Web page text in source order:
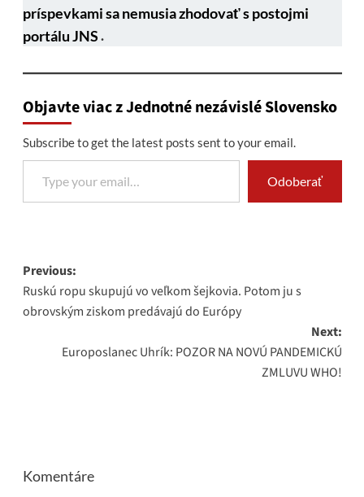
príspevkami sa nemusia zhodovať s postojmi
portálu JNS.
Objavte viac z Jednotné nezávislé Slovensko
Subscribe to get the latest posts sent to your email.
Type your email…
Odoberať
Post
navigation
Previous:
Ruskú ropu skupujú vo veľkom šejkovia. Potom ju s
obrovským ziskom predávajú do Európy
Next:
Europoslanec Uhrík: POZOR NA NOVÚ PANDEMICKÚ
ZMLUVU WHO!
Komentáre